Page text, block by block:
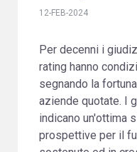
12-FEB-2024
Per decenni i
rating hanno
segnando la
aziende quotate. I
indicano un'ottima
prospettive per il